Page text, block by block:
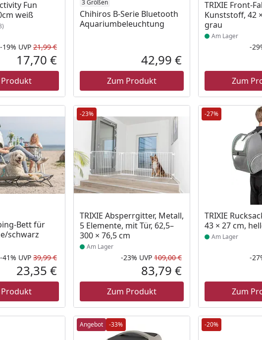
Fun
weiß
Rabatt in Prozent
-19%
Ursprünglicher Preis
UVP 21,99 €
Aktueller Preis
17,70 €
3 Größen
Chihiros B-Serie Bluetooth
Aquariumbeleuchtung
Aktueller Preis
42,99 €
Zum Produkt
TRIXIE Front-
Kunststoff, 42
grau
Produkt am
Am Lager
-
Zum
Bett für
schwarz
Rabatt in Prozent
-41%
Ursprünglicher Preis
UVP 39,99 €
Aktueller Preis
23,35 €
-23%
TRIXIE Absperrgitter, Metall,
5 Elemente, mit Tür, 62,5–
300 × 76,5 cm
Produkt am Lager
Am Lager
Rabatt in Prozent
-23%
Ursprünglicher Preis
UVP 109,00 €
Aktueller Preis
83,79 €
Zum Produkt
-27%
TRIXIE
43 × 27 cm,
Produkt am
Am Lager
-
Zum
Angebot -33% -20%